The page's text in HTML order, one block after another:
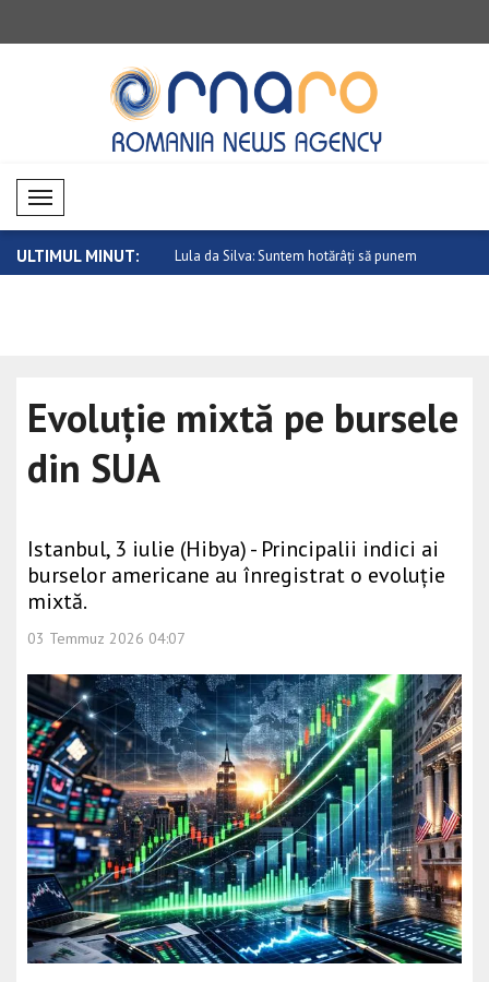
Mobil Menü
ULTIMUL MINUT:
mândre de succesul vostr.. Lula da Silva: Suntem hotărâți să punem
Evoluție mixtă pe bursele
din SUA
Istanbul, 3 iulie (Hibya) - Principalii indici ai
burselor americane au înregistrat o evoluție
mixtă.
03 Temmuz 2026 04:07